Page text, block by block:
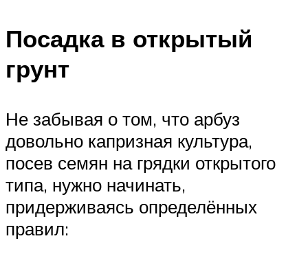
Посадка в открытый
грунт
Не забывая о том, что арбуз
довольно капризная культура,
посев семян на грядки открытого
типа, нужно начинать,
придерживаясь определённых
правил: